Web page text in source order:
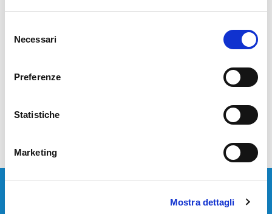
delNecessari
Preferenze
Statistiche
Marketing
Mostra dettagli
manutenzione di hardware obsoleti. Cisco Webex Calling è un
Devi installare o aggiornare i tuoi sistemi di